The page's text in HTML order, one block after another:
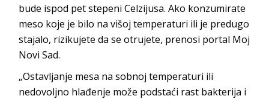
bude ispod pet stepeni Celzijusa. Ako konzumirate
meso koje je bilo na višoj temperaturi ili je predugo
stajalo, rizikujete da se otrujete, prenosi portal Moj
Novi Sad.
„Ostavljanje mesa na sobnoj temperaturi ili
nedovoljno hlađenje može podstaći rast bakterija i